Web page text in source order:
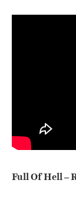
Full Of Hell –